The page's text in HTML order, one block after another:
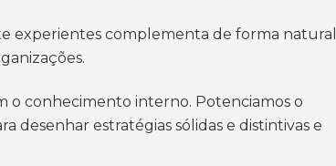
experientes complementa de forma natural
o conhecimento interno. Potenciamos o
estratégias sólidas e distintivas e